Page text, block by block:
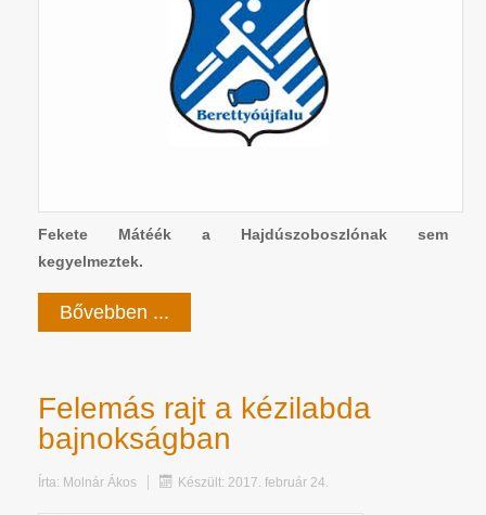
Fekete Mátéék a Hajdúszoboszlónak sem
kegyelmeztek.
Bővebben ...
Felemás rajt a kézilabda
bajnokságban
Írta: Molnár Ákos Készült: 2017. február 24.